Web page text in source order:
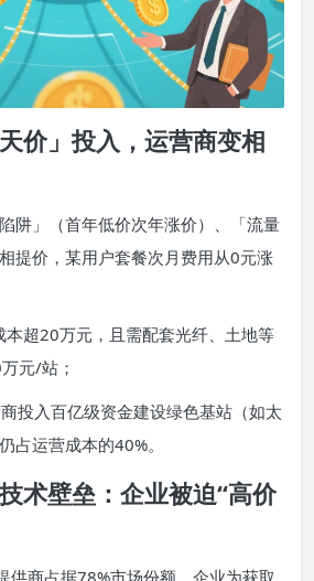
价」投入，运营商变相
阱」（首年低价次年涨价）、「流量
提价，某用户套餐次月费用从0元涨
超20万元，且需配套光纤、土地等
元/站；
投入百亿级资金建设绿色基站（如太
占运营成本的40%。
术壁垒：企业被迫“高价
供商占据78%市场份额，企业为获取